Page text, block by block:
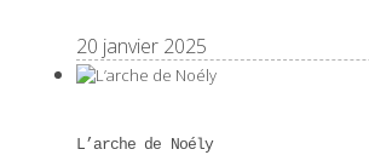
20 janvier 2025
L’arche de Noély